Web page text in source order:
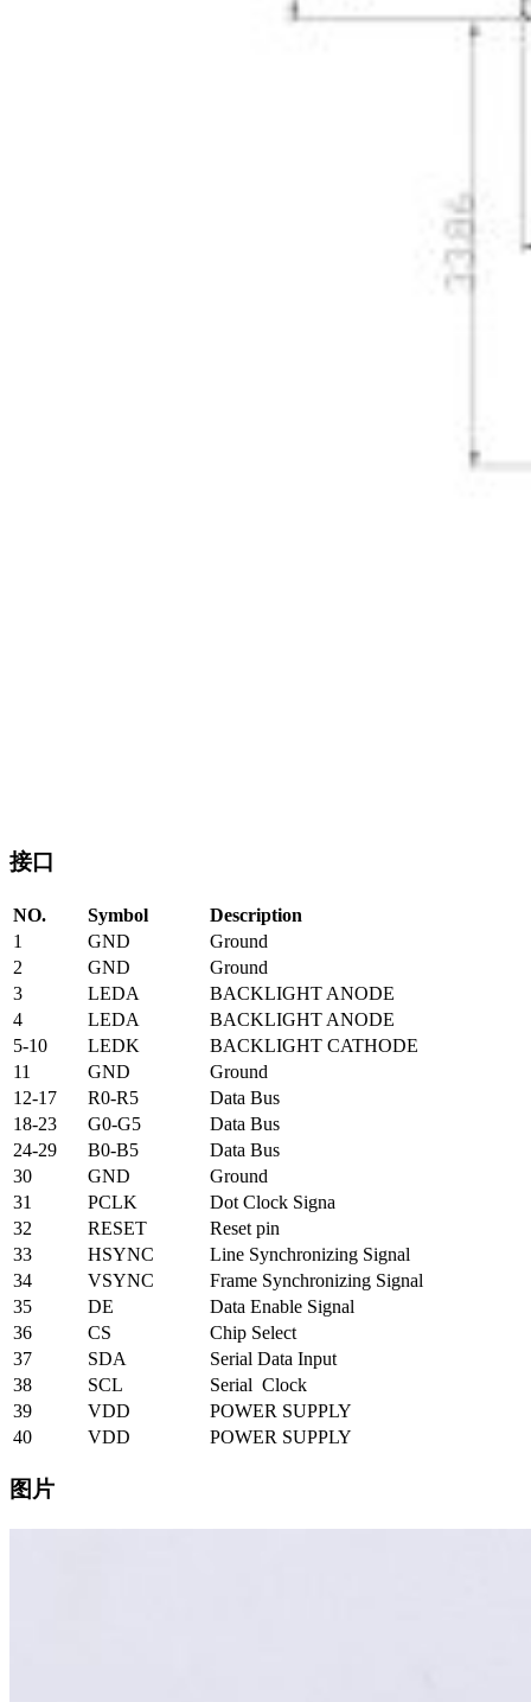
接口
NO. Symbol
Description
1
GND
Ground
2
GND
Ground
3
LEDA
BACKLIGHT ANODE
4
LEDA
BACKLIGHT ANODE
5-10
LEDK
BACKLIGHT CATHODE
11
GND
Ground
12-17
R0-R5
Data Bus
18-23
G0-G5
Data Bus
24-29
B0-B5
Data Bus
30
GND
Ground
31
PCLK
Dot Clock Signa
32
RESET
Reset pin
33
HSYNC
Line Synchronizing Signal
34
VSYNC
Frame Synchronizing Signal
35
DE
Data Enable Signal
36
CS
Chip Select
37
SDA
Serial Data Input
38
SCL
Serial Clock
39
VDD
POWER SUPPLY
40
VDD POWER SUPPLY
图片